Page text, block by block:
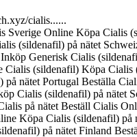
cialis......
Online Köpa Cialis
(sildenafil) på nätet
Generisk Cialis
(sildenafil) Köpa Cialis
nätet Portugal Beställa
Cialis (sildenafil) på
på nätet Beställ Cialis
Köpa Cialis (sildenafil)
på nätet Finland